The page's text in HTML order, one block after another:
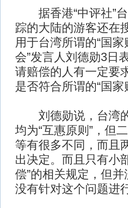
据香港“中评社”台
踪的大陆的游客还在
用于台湾所谓的“国
会”发言人刘德勋3日
请赔偿的人有一定要
是否符合所谓的“国
刘德勋说，台湾的
均为“互惠原则”，但
等有很多不同，而且
出决定。而且只有小
偿”的相关规定，但
没有针对这个问题进